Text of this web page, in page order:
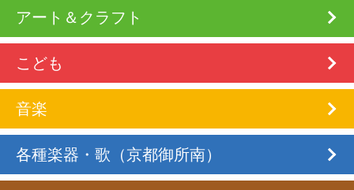
アート＆クラフト
こども
音楽
各種楽器・歌（京都御所南）